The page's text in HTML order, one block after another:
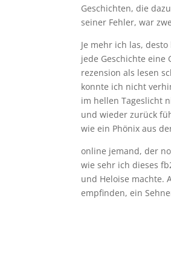
Geschichten, die
seiner Fehler, war
Je mehr ich las,
jede Geschichte eine
rezension als lesen
konnte ich nicht
im hellen Tageslicht
und wieder zurück
wie ein Phönix aus
online jemand, der
wie sehr ich dieses
und Heloise machte.
empfinden, ein